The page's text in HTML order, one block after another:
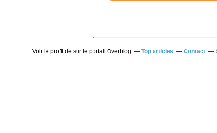
Voir le profil de sur le portail Overblog Top articles Contact